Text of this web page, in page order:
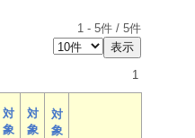
1 - 5件 / 5件
1
対
象
対
象
対
象